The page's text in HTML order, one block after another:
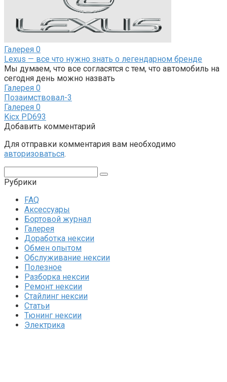
Галерея 0
Lexus — все что нужно знать о легендарном бренде
Мы думаем, что все согласятся с тем, что автомобиль на
сегодня день можно назвать
Галерея 0
Позаимствовал-3
Галерея 0
Kicx PD693
Добавить комментарий
Для отправки комментария вам необходимо
авторизоваться.
Рубрики
FAQ
Аксессуары
Бортовой журнал
Галерея
Доработка нексии
Обмен опытом
Обслуживание нексии
Полезное
Разборка нексии
Ремонт нексии
Стайлинг нексии
Статьи
Тюнинг нексии
Электрика